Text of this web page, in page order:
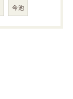
今池